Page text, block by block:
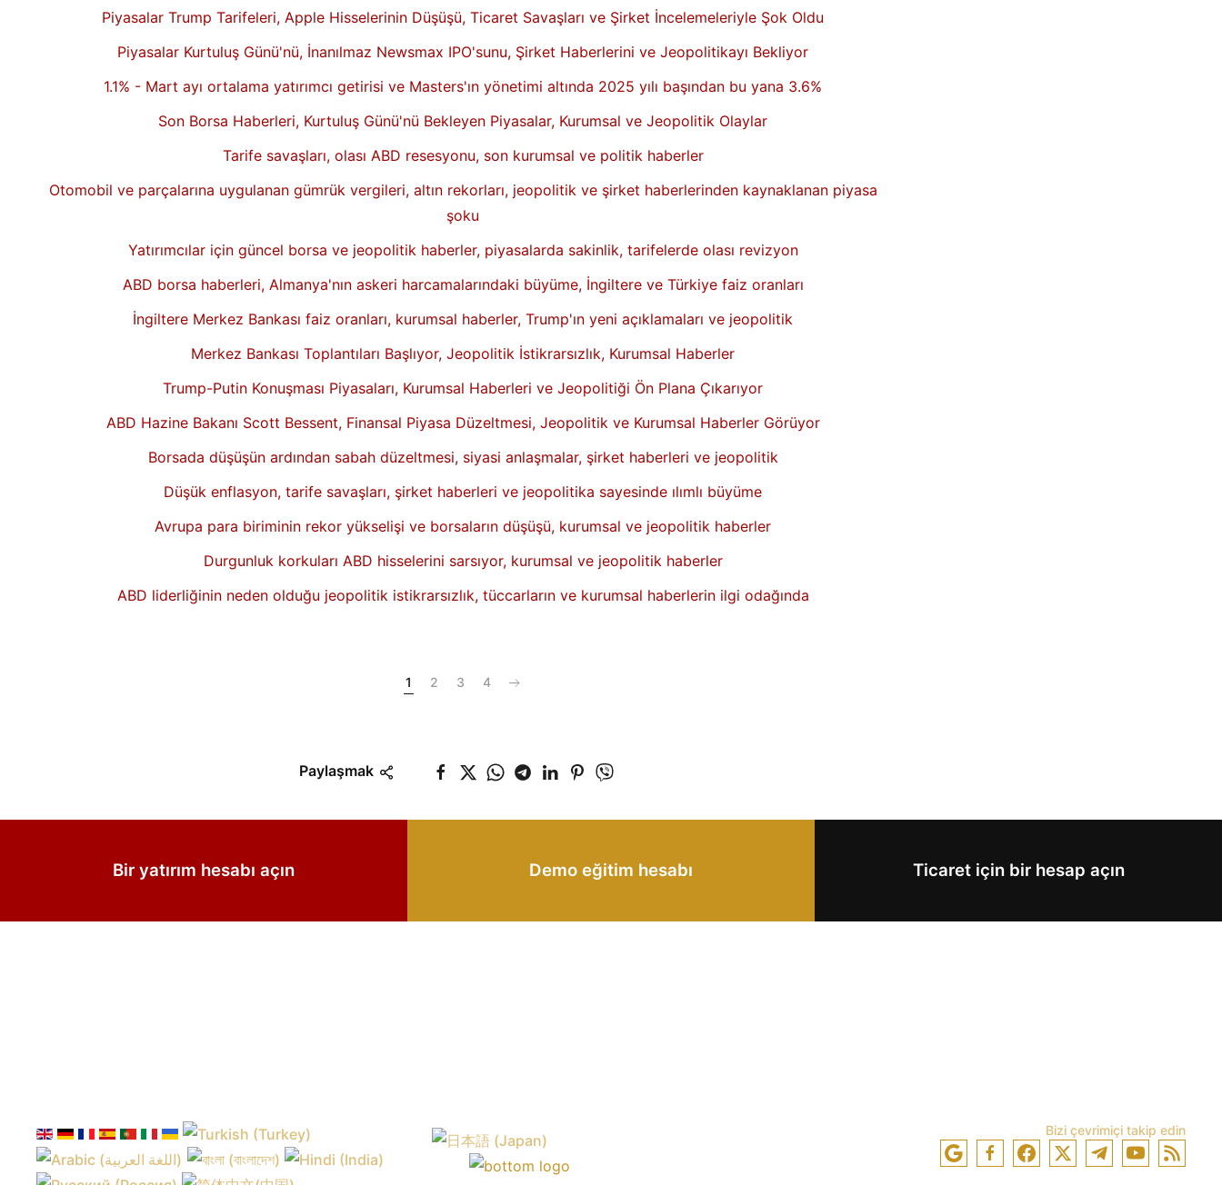
Piyasalar Trump Tarifeleri, Apple Hisselerinin Düşüşü, Ticaret Savaşları ve Şirket İncelemeleriyle Şok Oldu
Piyasalar Kurtuluş Günü'nü, İnanılmaz Newsmax IPO'sunu, Şirket Haberlerini ve Jeopolitikayı Bekliyor
1.1% - Mart ayı ortalama yatırımcı getirisi ve Masters'ın yönetimi altında 2025 yılı başından bu yana 3.6%
Son Borsa Haberleri, Kurtuluş Günü'nü Bekleyen Piyasalar, Kurumsal ve Jeopolitik Olaylar
Tarife savaşları, olası ABD resesyonu, son kurumsal ve politik haberler
Otomobil ve parçalarına uygulanan gümrük vergileri, altın rekorları, jeopolitik ve şirket haberlerinden kaynaklanan piyasa
şoku
Yatırımcılar için güncel borsa ve jeopolitik haberler, piyasalarda sakinlik, tarifelerde olası revizyon
ABD borsa haberleri, Almanya'nın askeri harcamalarındaki büyüme, İngiltere ve Türkiye faiz oranları
İngiltere Merkez Bankası faiz oranları, kurumsal haberler, Trump'ın yeni açıklamaları ve jeopolitik
Merkez Bankası Toplantıları Başlıyor, Jeopolitik İstikrarsızlık, Kurumsal Haberler
Trump-Putin Konuşması Piyasaları, Kurumsal Haberleri ve Jeopolitiği Ön Plana Çıkarıyor
ABD Hazine Bakanı Scott Bessent, Finansal Piyasa Düzeltmesi, Jeopolitik ve Kurumsal Haberler Görüyor
Borsada düşüşün ardından sabah düzeltmesi, siyasi anlaşmalar, şirket haberleri ve jeopolitik
Düşük enflasyon, tarife savaşları, şirket haberleri ve jeopolitika sayesinde ılımlı büyüme
Avrupa para biriminin rekor yükselişi ve borsaların düşüşü, kurumsal ve jeopolitik haberler
Durgunluk korkuları ABD hisselerini sarsıyor, kurumsal ve jeopolitik haberler
ABD liderliğinin neden olduğu jeopolitik istikrarsızlık, tüccarların ve kurumsal haberlerin ilgi odağında
1 2 3 4
Paylaşmak
Bir yatırım hesabı açın Demo eğitim hesabı Ticaret için bir hesap açın
Bizi çevrimiçi takip edin